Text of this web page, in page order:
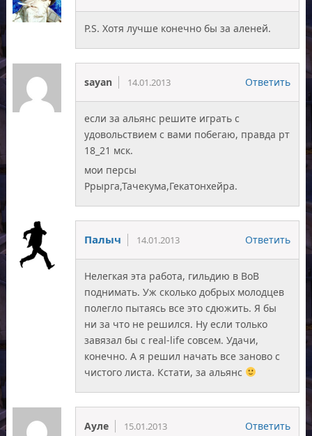
P.S. Хотя лучше конечно бы за аленей.
sayan 14.01.2013 Ответить
если за альянс решите играть с
удовольствием с вами побегаю, правда рт
18_21 мск.
мои персы
Ррырга,Тачекума,Гекатонхейра.
Палыч 14.01.2013 Ответить
Нелегкая эта работа, гильдию в ВоВ
поднимать. Уж сколько добрых молодцев
полегло пытаясь все это сдюжить. Я бы
ни за что не решился. Ну если только
завязал бы с real-life совсем. Удачи,
конечно. А я решил начать все заново с
чистого листа. Кстати, за альянс
Ауле 15.01.2013 Ответить